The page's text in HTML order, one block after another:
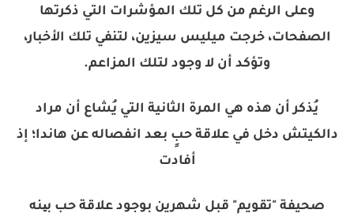
وعلى الرغم من كل تلك المؤشرات التي ذكرتها
الصفحات، خرجت ميليس سيزين، لتنفي تلك الأخبار،
وتؤكد أن لا وجود لتلك المزاعم.
يُذكر أن هذه هي المرة الثانية التي يُشاع أن مراد
دالكيتش دخل في علاقة حبٍ بعد انفصاله عن هاندا؛ إذ
أفادت
صحيفة "تقويم" قبل شهرين بوجود علاقة حب بینه